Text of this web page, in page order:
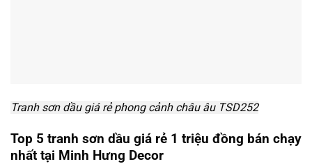
Tranh sơn dầu giá rẻ phong cảnh châu âu TSD252
Top 5 tranh sơn dầu giá rẻ 1 triệu đồng bán chạy
nhất tại Minh Hưng Decor